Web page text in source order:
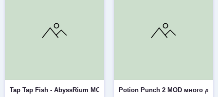
Tap Tap Fish - AbyssRium MOD бесплатные покупки
Potion Punch 2 MOD много